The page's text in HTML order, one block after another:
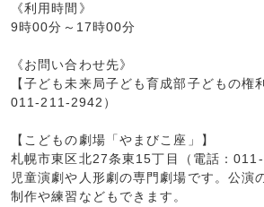
《利用時間》
9時00分～17時00分
《お問い合わせ先》
【子ども未来局子ども育成部子どもの権
011-211-2942）
【こどもの劇場「やまびこ座」】
札幌市東区北27条東15丁目（電話：
児童演劇や人形劇の専門劇場です。公演
制作や練習などもできます。